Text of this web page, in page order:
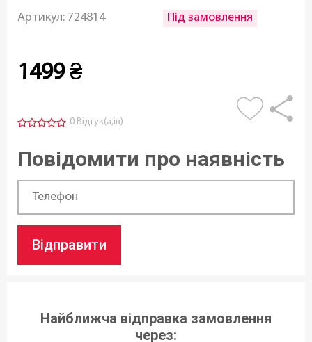
Артикул: 724814 Під замовлення
1499 ₴
0 Відгук(а,ів)
Повідомити про наявність
Відправити
Найближча відправка замовлення
через: